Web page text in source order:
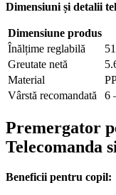
Dimensiuni și detalii
Dimensiune produs
Înălțime reglabilă
Greutate netă
Material
Vârstă recomandată
6
Premergator
Telecomanda
Beneficii pentru copil: